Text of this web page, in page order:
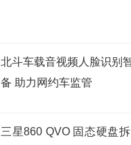
北斗车载音视频人脸识别
备 助力网约车监管
三星860 QVO 固态硬盘